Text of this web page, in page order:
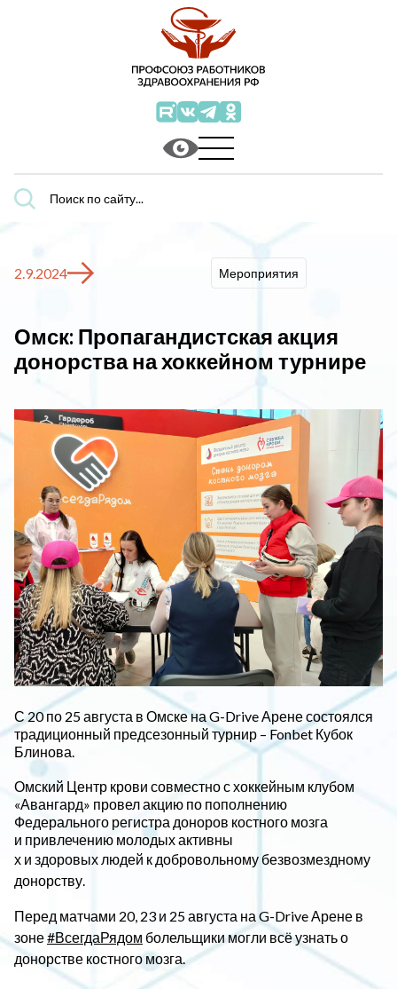
Поиск
по
2.9.2024 Мероприятия
Омск: Пропагандистская акция
донорства на хоккейном турнире
С 20 по 25 августа в Омске на G-Drive Арене состоялся
традиционный предсезонный турнир – Fonbet Кубок
Блинова.
Омский Центр крови совместно с хоккейным клубом
«Авангард» провел акцию по пополнению
Федерального регистра доноров костного мозга
и привлечению молодых активны
х и здоровых людей к добровольному безвозмездному
донорству.
Перед матчами 20, 23 и 25 августа на G-Drive Арене в
зоне#ВсегдаРядом болельщики могли всё узнать о
донорстве костного мозга.